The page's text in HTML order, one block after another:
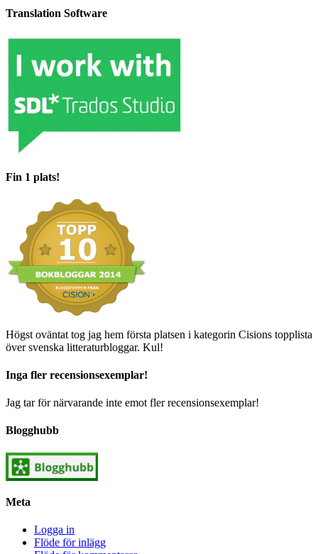
Translation Software
Fin 1 plats!
Högst oväntat tog jag hem första platsen i kategorin Cisions topplista
över svenska litteraturbloggar. Kul!
Inga fler recensionsexemplar!
Jag tar för närvarande inte emot fler recensionsexemplar!
Blogghubb
Meta
Logga in
Flöde för inlägg